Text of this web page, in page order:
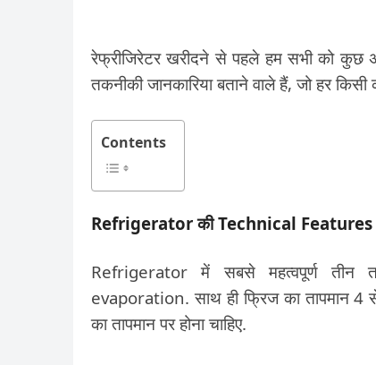
रेफ्रीजिरेटर खरीदने से पहले हम सभी को कुछ
तकनीकी जानकारिया बताने वाले हैं, जो हर
Contents
Refrigerator की Technical Features
Refrigerator में सबसे महत्वपूर्ण तीन
evaporation. साथ ही फ्रिज का तापमान 4
का तापमान पर होना चाहिए.